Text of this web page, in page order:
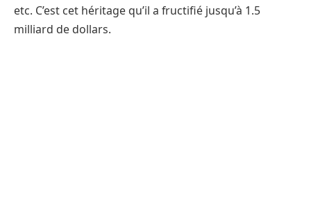
etc. C’est cet héritage qu’il a fructifié jusqu’à 1.5
milliard de dollars.